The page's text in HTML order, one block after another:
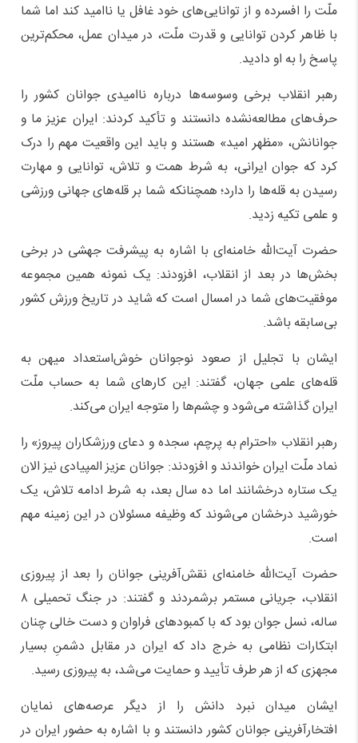
ملّت را افسرده و از توانایی‌های خود غافل یا ناامید کند اما شما
با ظاهر کردن توانایی و قدرت ملّت، در میدان عمل، محکم‌ترین
پاسخ را به او دادید.
رهبر انقلاب برخی وسوسه‌ها درباره ناامیدی جوانان کشور را
حرف‌های مطالعه‌نشده دانستند و تأکید کردند: ایران عزیز ما و
جوانانش، «مظهر امید» هستند و باید این واقعیت مهم را درک
کرد که جوان ایرانی، به شرط همت و تلاش، توانایی و مهارت
رسیدن به قله‌ها را دارد؛ همچنانکه شما بر قله‌های جهانی ورزشی
و علمی تکیه زدید.
حضرت آیت‌الله خامنه‌ای با اشاره به پیشرفت جهشی در برخی
بخش‌ها در بعد از انقلاب، افزودند: یک نمونه همین مجموعه
موفقیت‌های شما در امسال است که شاید در تاریخ ورزش کشور
بی‌سابقه باشد.
ایشان با تجلیل از صعود نوجوانان خوش‌استعداد میهن به
قله‌های علمی جهان، گفتند: این کارهای شما به حساب ملّت
ایران گذاشته می‌شود و چشم‌ها را متوجه ایران می‌کند.
رهبر انقلاب «احترام به پرچم، سجده و دعای ورزشکاران پیروز» را
نماد ملّت ایران خواندند و افزودند: جوانان عزیز المپیادی نیز الان
یک ستاره درخشانند اما ده سال بعد، به شرط ادامه تلاش، یک
خورشید درخشان می‌شوند که وظیفه مسئولان در این زمینه مهم
است.
حضرت آیت‌الله خامنه‌ای نقش‌آفرینی جوانان را بعد از پیروزی
انقلاب، جریانی مستمر برشمردند و گفتند: در جنگ تحمیلی ۸
ساله، نسل جوان بود که با کمبودهای فراوان و دست خالی چنان
ابتکارات نظامی به خرج داد که ایران در مقابل دشمنِ بسیار
مجهزی که از هر طرف تأیید و حمایت می‌شد، به پیروزی رسید.
ایشان میدان نبرد دانش را از دیگر عرصه‌های نمایان
افتخارآفرینی جوانان کشور دانستند و با اشاره به حضور ایران در